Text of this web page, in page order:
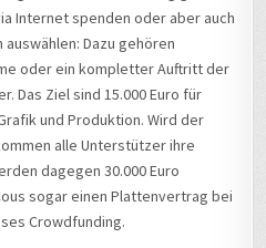
Internet spenden oder aber auch
Dazu gehören
oder ein kompletter Auftritt der
Das Ziel sind 15.000 Euro für
und Produktion. Wird der
alle Unterstützer ihre
dagegen 30.000 Euro
sogar einen Plattenvertrag bei
Crowdfunding.